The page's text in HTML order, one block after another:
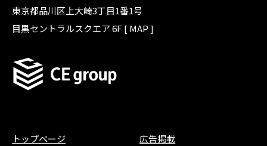
東京都品川区上大崎3丁目1番1号
目黒セントラルスクエア 6F [ MAP]
トップページ
広告掲載